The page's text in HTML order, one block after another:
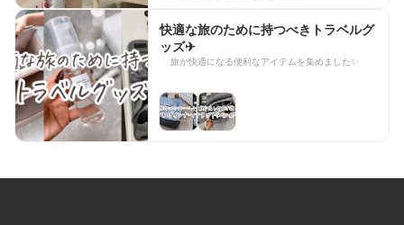
快適な旅のために持つべきトラベルグ
ッズ✈︎
旅が快適になる便利なアイテムを集めました✨